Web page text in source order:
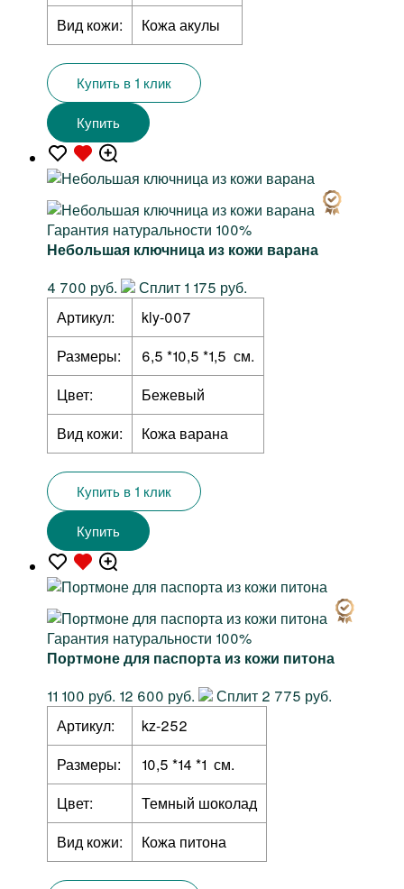
Вид кожи:
Кожа акулы
Купить в 1 клик
Купить
Гарантия натуральности 100%
Небольшая ключница из кожи варана
4 700 руб.
Сплит 1 175 руб.
Артикул:
kly-007
Размеры:
6,5 *10,5 *1,5 см.
Цвет:
Бежевый
Вид кожи:
Кожа варана
Купить в 1 клик
Купить
Гарантия натуральности 100%
Портмоне для паспорта из кожи питона
11 100 руб. 12 600 руб.
Сплит 2 775 руб.
Артикул:
kz-252
Размеры:
10,5 *14 *1 см.
Цвет:
Темный шоколад
Вид кожи:
Кожа питона